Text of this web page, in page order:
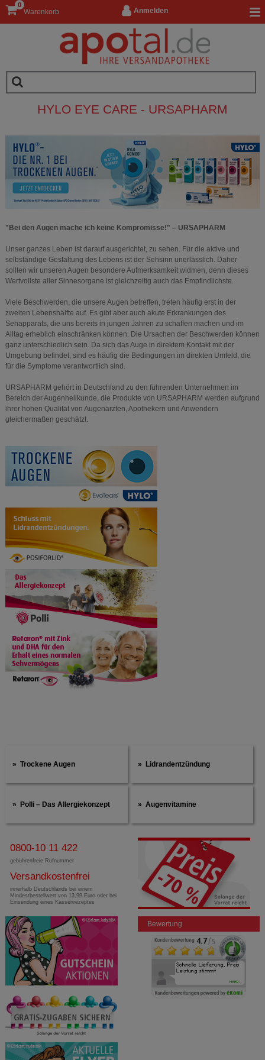
Anmelden
Warenkorb
0
HYLO EYE CARE - URSAPHARM
"Bei den Augen mache ich keine Kompromisse!" – URSAPHARM
Unser ganzes Leben ist darauf ausgerichtet, zu sehen. Für die aktive und
selbständige Gestaltung des Lebens ist der Sehsinn unerlässlich. Daher
sollten wir unseren Augen besondere Aufmerksamkeit widmen, denn dieses
Wertvollste aller Sinnesorgane ist gleichzeitig auch das Empfindlichste.
Viele Beschwerden, die unsere Augen betreffen, treten häufig erst in der
zweiten Lebenshälfte auf. Es gibt aber auch akute Erkrankungen des
Sehapparats, die uns bereits in jungen Jahren zu schaffen machen und im
Alltag erheblich einschränken können. Die Ursachen der Beschwerden können
ganz unterschiedlich sein. Da sich das Auge in direktem Kontakt mit der
Umgebung befindet, sind es häufig die Bedingungen im direkten Umfeld, die
für die Symptome verantwortlich sind.
URSAPHARM gehört in Deutschland zu den führenden Unternehmen im
Bereich der Augenheilkunde, die Produkte von URSAPHARM werden aufgrund
ihrer hohen Qualität von Augenärzten, Apothekern und Anwendern
gleichermaßen geschätzt.
Trockene Augen Lidrandentzündung
Polli – Das Allergiekonzept Augenvitamine
0800-10 11 422
gebührenfreie Rufnummer
Versandkostenfrei
innerhalb Deutschlands bei einem
Mindestbestellwert von 13,99 Euro oder bei
Einsendung eines Kassenrezeptes
Bewertung